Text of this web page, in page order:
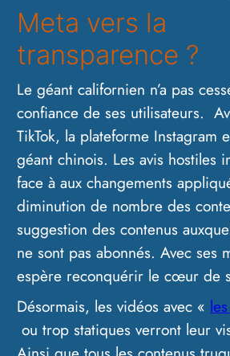
Meta vers la
transparence ?
Le géant californien n’a pas
confiance de ses utilisateurs.
TikTok, la plateforme Instagram
géant chinois. Les avis hostiles
face à aux changements
diminution de nombre des
suggestion des contenus
ne sont pas abonnés. Avec ses
espère reconquérir le cœur de
Désormais, les vidéos avec «
ou trop statiques verront leur